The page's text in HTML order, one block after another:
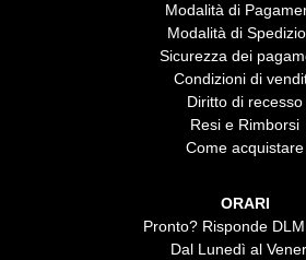
Modalità di
Modalità di
Sicurezza dei
Condizioni di
Diritto di recesso
Resi e Rimborsi
Come acquistare
ORARI
Pronto? Risponde
Dal Lunedì al